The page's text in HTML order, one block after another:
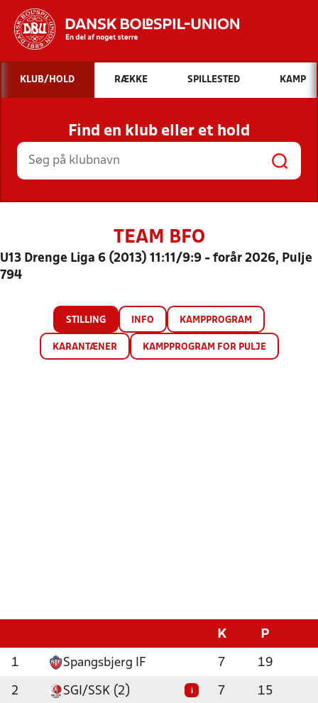
Hvad vil du søge efter?
INDHOLD OG NYHEDER
STILLINGER, RESULTATER, KLUBBER OG
HOLD
KLUB/HOLD RÆKKE SPILLESTED KAMP
Find en klub eller et hold
TEAM BFO
U13 Drenge Liga 6 (2013) 11:11/9:9 - forår 2026, Pulje
794
STILLING INFO KAMPPROGRAM
KARANTÆNER KAMPPROGRAM FOR PULJE
K P
1 Spangsbjerg IF 7 19
2 SGI/SSK (2) i 7 15